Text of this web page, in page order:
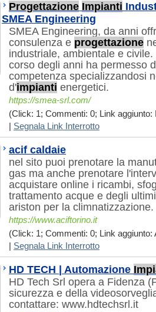
Progettazione Impianti
SMEA Engineering
SMEA Engineering, da anni
consulenza e progettazione
industriale, ambientale e
corso degli anni ha permesso
competenza specializzandosi
d'impianti energetici.
https://smea-srl.com/
(Click: 1; Commenti: 0; Link aggiunto:
Segnala Link Interrotto
acif caldaie
nel sito puoi prenotare la
gas ma anche prenotare
acquistare online i ricambi,
trattamento acque e degli
ariston per la climnatizzazione.
https://www.aciftorino.it
(Click: 1; Commenti: 0; Link aggiunto:
Segnala Link Interrotto
HD TECH | Automazione
HD Tech Srl opera a Fidenza
sicurezza e della
contattare: www.hdtechsrl.it